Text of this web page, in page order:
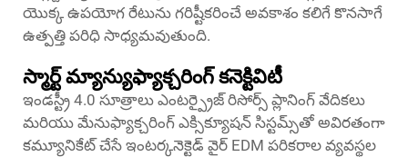
యొక్క ఉపయోగ రేటును గరిష్టీకరించే అవకాశం కలిగే కొనసాగే
ఉత్పత్తి పరిధి సాధ్యమవుతుంది.
స్మార్ట్ మ్యాన్యుఫ్యాక్చరింగ్ కనెక్టివిటీ
ఇండస్ట్రీ 4.0 సూత్రాలు ఎంటర్ప్రైజ్ రిసోర్స్ ప్లానింగ్ వేదికలు
మరియు మేనుఫ్యాక్చరింగ్ ఎక్సిక్యూషన్ సిస్టమ్స్‌తో అవిరతంగా
కమ్యూనికేట్ చేసే ఇంటర్కనెక్టెడ్ వైర్ EDM పరికరాల వ్యవస్థల